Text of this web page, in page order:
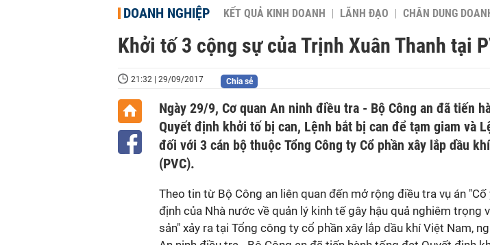
DOANH NGHIỆP KẾT QUẢ KINH DOANH LÃNH ĐẠO CHÂN DUNG
Khởi tố 3 cộng sự của Trịnh Xuân Thanh tại
21:32 | 29/09/2017 Chia sẻ
Ngày 29/9, Cơ quan An ninh điều tra - Bộ Công an đã tiến
Quyết định khởi tố bị can, Lệnh bắt bị can để tạm giam và
đối với 3 cán bộ thuộc Tổng Công ty Cổ phần xây lắp dầu
(PVC).
Theo tin từ Bộ Công an liên quan đến mở rộng điều tra vụ án
định của Nhà nước về quản lý kinh tế gây hậu quả nghiêm trọng
sản" xảy ra tại Tổng công ty cổ phần xây lắp dầu khí Việt Nam,